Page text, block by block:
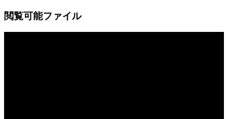
閲覧可能ファイル